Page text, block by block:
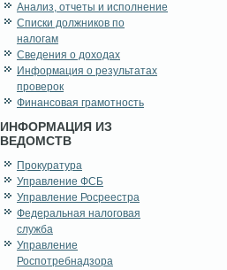
Анализ, отчеты и исполнение
Списки должников по
налогам
Сведения о доходах
Информация о результатах
проверок
Финансовая грамотность
ИНФОРМАЦИЯ ИЗ
ВЕДОМСТВ
Прокуратура
Управление ФСБ
Управление Росреестра
Федеральная налоговая
служба
Управление
Роспотребнадзора